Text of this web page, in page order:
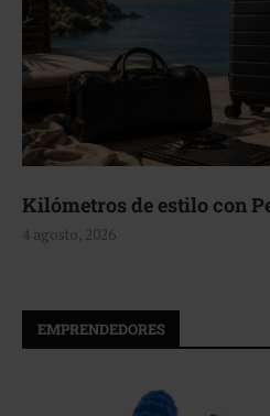
Aerie, texturas que fluyen
4 agosto, 2026
EMPRENDEDORES